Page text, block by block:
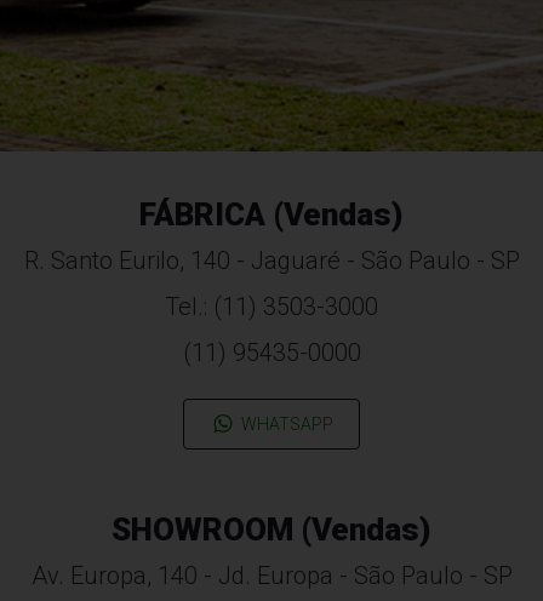
FÁBRICA (Vendas)
R. Santo Eurilo, 140 - Jaguaré - São Paulo - SP
Tel.: (11) 3503-3000
(11) 95435-0000
WHATSAPP
SHOWROOM (Vendas)
Av. Europa, 140 - Jd. Europa - São Paulo - SP